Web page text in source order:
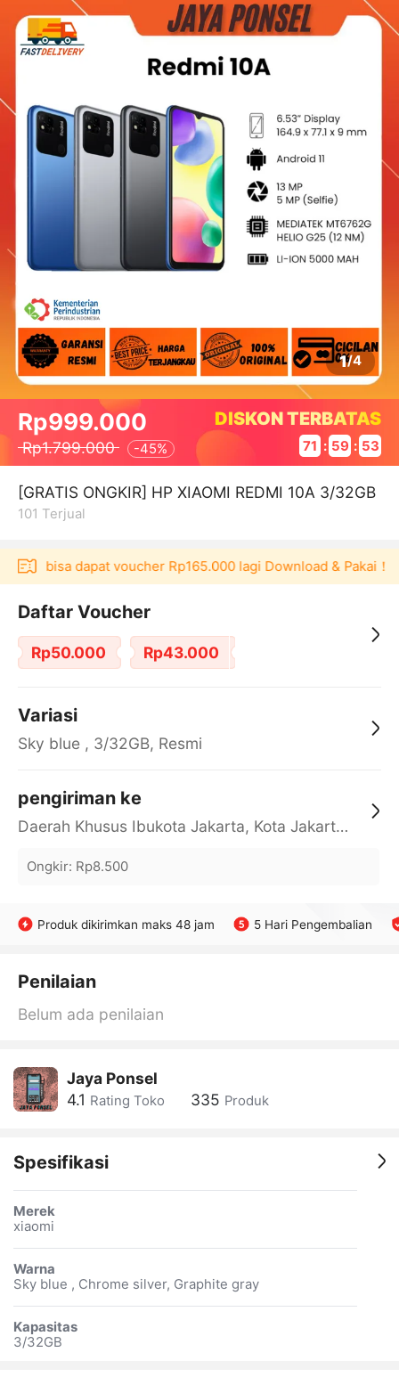
1/4
Rp999.000
Rp1.799.000 -45%
DISKON TERBATAS
71 : 59 : 52
[GRATIS ONGKIR] HP XIAOMI REDMI 10A 3/32GB
101 Terjual
bisa dapat voucher Rp165.000 lagi Download & Pakai！
Daftar Voucher
Rp50.000 Rp43.000
Variasi
Sky blue , 3/32GB, Resmi
pengiriman ke
Daerah Khusus Ibukota Jakarta, Kota Jakarta Barat, Cengkareng, yy
Ongkir: Rp8.500
Produk dikirimkan maks 48 jam 5 Hari Pengembalian
Penilaian
Belum ada penilaian
Jaya Ponsel
4.1 Rating Toko 335 Produk
Spesifikasi
Merek
xiaomi
Warna
Sky blue , Chrome silver, Graphite gray
Kapasitas
3/32GB